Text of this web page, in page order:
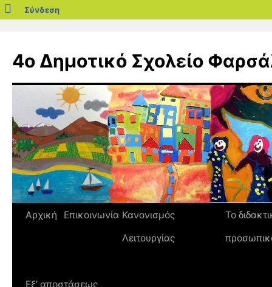
blogs.sch.gr
Σύνδεση
περιεχόμενο
4ο Δημοτικό Σχολείο
Αρχική Επικοινωνία Κανονισμός
Λειτουργίας
Το
Εξ’ αποστάσεως